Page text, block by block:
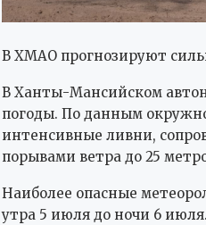
В ХМАО прогнозируют
В Ханты-Мансийском
погоды. По данным
интенсивные ливни,
порывами ветра до 25
Наиболее опасные
утра 5 июля до ночи 6